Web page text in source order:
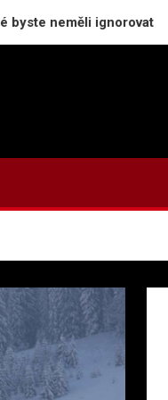
ignorovat